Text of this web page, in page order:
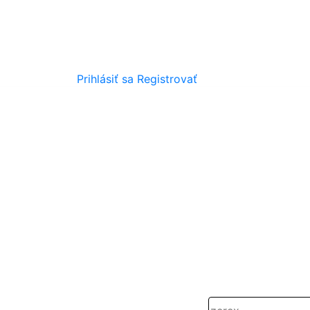
Prihlásiť sa Registrovať